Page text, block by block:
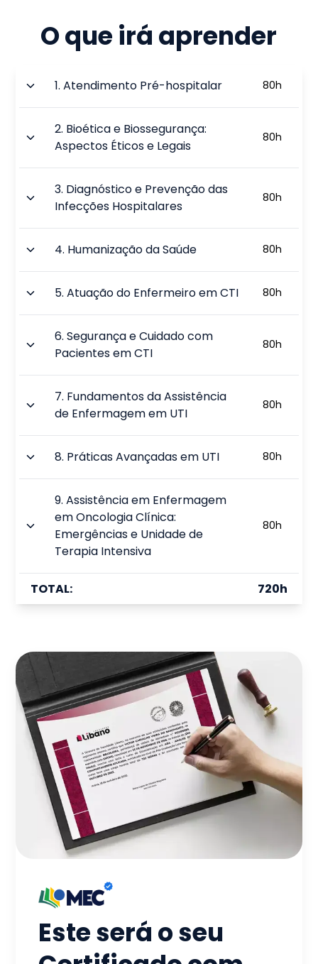
O que irá aprender
1.Atendimento Pré-hospitalar 80h
2. Bioética e Biossegurança:
Aspectos Éticos e Legais
80h
3. Diagnóstico e Prevenção das
Infecções Hospitalares
80h
4. Humanização da Saúde 80h
5.Atuação do Enfermeiro em CTI 80h
6.Segurança e Cuidado com
Pacientes em CTI
80h
7. Fundamentos da Assistência
de Enfermagem em UTI
80h
8. Práticas Avançadas em UTI 80h
9.Assistência em Enfermagem
em Oncologia Clínica:
Emergências e Unidade de
Terapia Intensiva
80h
TOTAL: 720h
Este será o seu